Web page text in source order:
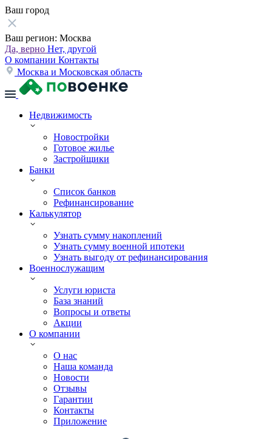
Ваш город
Ваш регион: Москва
Да, верно Нет, другой
О компании Контакты
Москва и Московская область
Недвижимость
Новостройки
Готовое жилье
Застройщики
Банки
Список банков
Рефинансирование
Калькулятор
Узнать сумму накоплений
Узнать сумму военной ипотеки
Узнать выгоду от рефинансирования
Военнослужащим
Услуги юриста
База знаний
Вопросы и ответы
Акции
О компании
О нас
Наша команда
Новости
Отзывы
Гарантии
Контакты
Приложение